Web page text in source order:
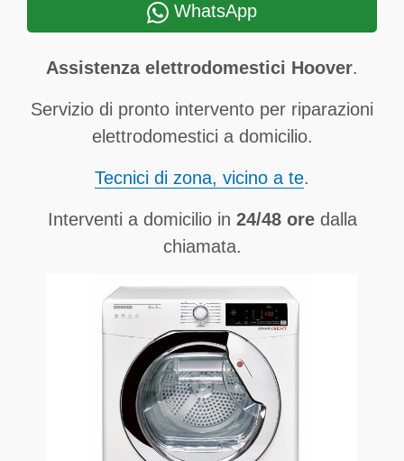
WhatsApp
Assistenza elettrodomestici Hoover.
Servizio di pronto intervento per riparazioni
elettrodomestici a domicilio.
Tecnici di zona, vicino a te.
Interventi a domicilio in 24/48 oredalla
chiamata.